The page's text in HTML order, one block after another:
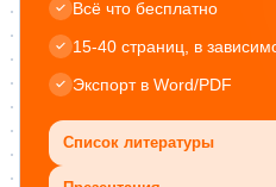
Всё что бесплатно
15-40 страниц, в
Экспорт в Word/PDF
Список литературы